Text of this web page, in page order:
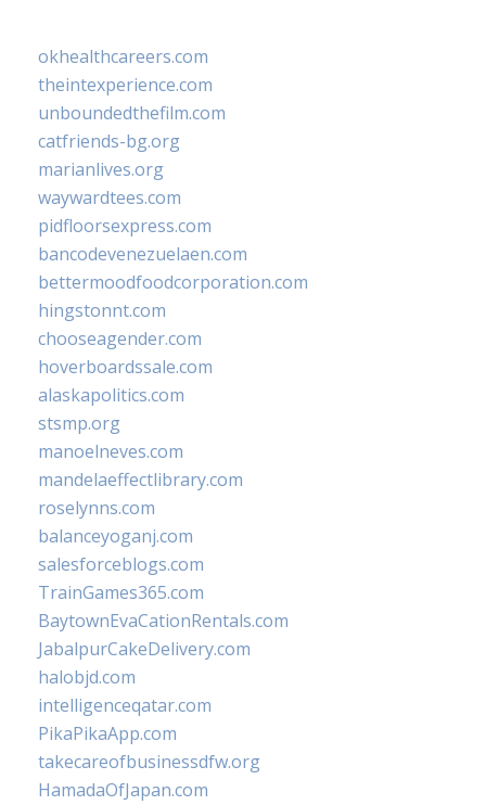
okhealthcareers.com
theintexperience.com
unboundedthefilm.com
catfriends-bg.org
marianlives.org
waywardtees.com
pidfloorsexpress.com
bancodevenezuelaen.com
bettermoodfoodcorporation.com
hingstonnt.com
chooseagender.com
hoverboardssale.com
alaskapolitics.com
stsmp.org
manoelneves.com
mandelaeffectlibrary.com
roselynns.com
balanceyoganj.com
salesforceblogs.com
TrainGames365.com
BaytownEvaCationRentals.com
JabalpurCakeDelivery.com
halobjd.com
intelligenceqatar.com
PikaPikaApp.com
takecareofbusinessdfw.org
HamadaOfJapan.com